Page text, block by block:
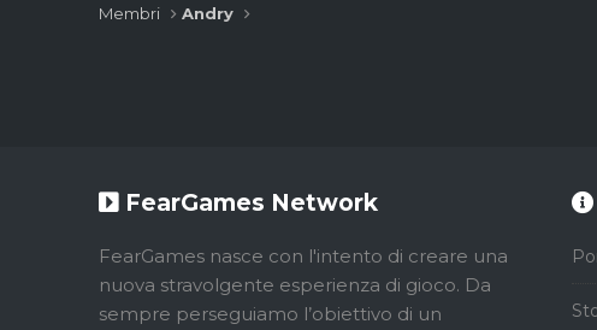
Membri Andry
FearGames Network
FearGames nasce con l'intento di creare una
nuova stravolgente esperienza di gioco. Da
sempre perseguiamo l’obiettivo di un